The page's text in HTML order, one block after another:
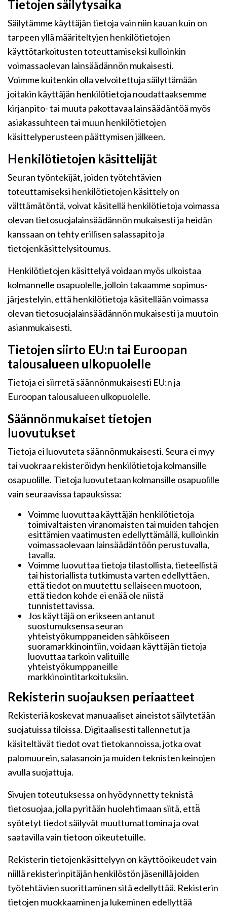
Tietojen säilytysaika
Säilytämme käyttäjän tietoja vain niin kauan kuin on
tarpeen yllä määriteltyjen henkilötietojen
käyttötarkoitusten toteuttamiseksi kulloinkin
voimassaolevan lainsäädännön mukaisesti.
Voimme kuitenkin olla velvoitettuja säilyttämään
joitakin käyttäjän henkilötietoja noudattaaksemme
kirjanpito- tai muuta pakottavaa lainsäädäntöä myös
asiakassuhteen tai muun henkilötietojen
käsittelyperusteen päättymisen jälkeen.
Henkilötietojen käsittelijät
Seuran työntekijät, joiden työtehtävien
toteuttamiseksi henkilötietojen käsittely on
välttämätöntä, voivat käsitellä henkilötietoja voimassa
olevan tietosuojalainsäädännön mukaisesti ja heidän
kanssaan on tehty erillisen salassapito ja
tietojenkäsittelysitoumus.
Henkilötietojen käsittelyä voidaan myös ulkoistaa
kolmannelle osapuolelle, jolloin takaamme sopimus-
järjestelyin, että henkilötietoja käsitellään voimassa
olevan tietosuojalainsäädännön mukaisesti ja muutoin
asianmukaisesti.
Tietojen siirto EU:n tai Euroopan
talousalueen ulkopuolelle
Tietoja ei siirretä säännönmukaisesti EU:n ja
Euroopan talousalueen ulkopuolelle.
Säännönmukaiset tietojen
luovutukset
Tietoja ei luovuteta säännönmukaisesti. Seura ei myy
tai vuokraa rekisteröidyn henkilötietoja kolmansille
osapuolille. Tietoja luovutetaan kolmansille osapuolille
vain seuraavissa tapauksissa:
Voimme luovuttaa käyttäjän henkilötietoja
toimivaltaisten viranomaisten tai muiden tahojen
esittämien vaatimusten edellyttämällä, kulloinkin
voimassaolevaan lainsäädäntöön perustuvalla,
tavalla.
Voimme luovuttaa tietoja tilastollista, tieteellistä
tai historiallista tutkimusta varten edellyttäen,
että tiedot on muutettu sellaiseen muotoon,
että tiedon kohde ei enää ole niistä
tunnistettavissa.
Jos käyttäjä on erikseen antanut
suostumuksensa seuran
yhteistyökumppaneiden sähköiseen
suoramarkkinointiin, voidaan käyttäjän tietoja
luovuttaa tarkoin valituille
yhteistyökumppaneille
markkinointitarkoituksiin.
Rekisterin suojauksen periaatteet
Rekisteriä koskevat manuaaliset aineistot säilytetään
suojatuissa tiloissa. Digitaalisesti tallennetut ja
käsiteltävät tiedot ovat tietokannoissa, jotka ovat
palomuurein, salasanoin ja muiden teknisten keinojen
avulla suojattuja.
Sivujen toteutuksessa on hyödynnetty teknistä
tietosuojaa, jolla pyritään huolehtimaan siitä, että̈
syötetyt tiedot säilyvät muuttumattomina ja ovat
saatavilla vain tietoon oikeutetuille.
Rekisterin tietojenkäsittelyyn on käyttöoikeudet vain
niillä rekisterinpitäjän henkilöstön jäsenillä joiden
työtehtävien suorittaminen sitä edellyttää. Rekisterin
tietojen muokkaaminen ja lukeminen edellyttää